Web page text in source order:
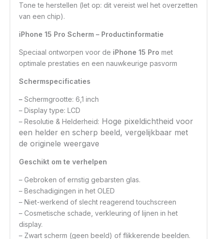
Tone te herstellen (let op: dit vereist wel het overzetten
van een chip).
iPhone 15 Pro Scherm – Productinformatie
Speciaal ontworpen voor de iPhone 15 Promet
optimale prestaties en een nauwkeurige pasvorm
Schermspecificaties
– Schermgrootte: 6,1 inch
– Display type: LCD
– Resolutie & Helderheid: Hoge pixeldichtheid voor
een helder en scherp beeld, vergelijkbaar met
de originele weergave
Geschikt om te verhelpen
– Gebroken of ernstig gebarsten glas.
– Beschadigingen in het OLED
– Niet-werkend of slecht reagerend touchscreen
– Cosmetische schade, verkleuring of lijnen in het
display.
– Zwart scherm (geen beeld) of flikkerende beelden.